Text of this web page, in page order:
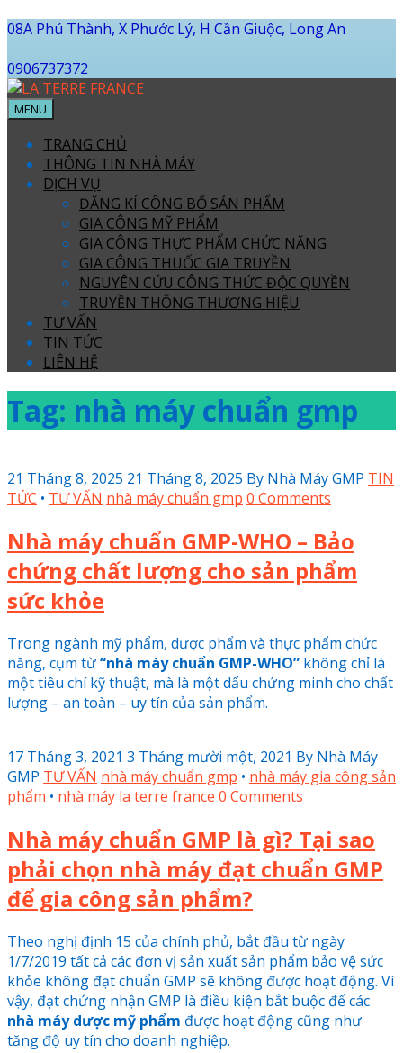
08A Phú Thành, X Phước Lý, H Cần Giuộc, Long An
0906737372
MENU
TRANG CHỦ
THÔNG TIN NHÀ MÁY
DỊCH VỤ
ĐĂNG KÍ CÔNG BỐ SẢN PHẨM
GIA CÔNG MỸ PHẨM
GIA CÔNG THỰC PHẨM CHỨC NĂNG
GIA CÔNG THUỐC GIA TRUYỀN
NGUYÊN CỨU CÔNG THỨC ĐỘC QUYỀN
TRUYỀN THÔNG THƯƠNG HIỆU
TƯ VẤN
TIN TỨC
LIÊN HỆ
Tag: nhà máy chuẩn gmp
21 Tháng 8, 2025 21 Tháng 8, 2025 By Nhà Máy GMP TIN
TỨC • TƯ VẤN nhà máy chuẩn gmp 0 Comments
Nhà máy chuẩn GMP-WHO – Bảo
chứng chất lượng cho sản phẩm
sức khỏe
Trong ngành mỹ phẩm, dược phẩm và thực phẩm chức
năng, cụm từ“nhà máy chuẩn GMP-WHO” không chỉ là
một tiêu chí kỹ thuật, mà là một dấu chứng minh cho chất
lượng – an toàn – uy tín của sản phẩm.
17 Tháng 3, 2021 3 Tháng mười một, 2021 By Nhà Máy
GMP TƯ VẤN nhà máy chuẩn gmp • nhà máy gia công sản
phẩm • nhà máy la terre france 0 Comments
Nhà máy chuẩn GMP là gì? Tại sao
phải chọn nhà máy đạt chuẩn GMP
để gia công sản phẩm?
Theo nghị định 15 của chính phủ, bắt đầu từ ngày
1/7/2019 tất cả các đơn vị sản xuất sản phẩm bảo vệ sức
khỏe không đạt chuẩn GMP sẽ không được hoạt động. Vì
vậy, đạt chứng nhận GMP là điều kiện bắt buộc để các
nhà máy dược mỹ phẩm được hoạt động cũng như
tăng độ uy tín cho doanh nghiệp.